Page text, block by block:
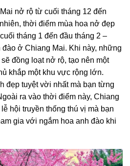
nở rộ từ cuối tháng 12 đến
thời điểm mùa hoa nở đẹp
tháng 1 đến đầu tháng 2 –
ở Chiang Mai. Khi này, những
đồng loạt nở rộ, tạo nên một
khắp một khu vực rộng lớn.
đẹp tuyệt vời nhất mà bạn từng
ra vào thời điểm này, Chiang
hội truyền thống thú vị mà bạn
gia với ngắm hoa anh đào khi